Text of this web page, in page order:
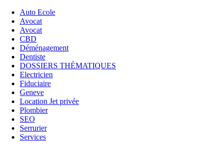
Auto Ecole
Avocat
Avocat
CBD
Déménagement
Dentiste
DOSSIERS THÉMATIQUES
Electricien
Fiduciaire
Geneve
Location Jet privée
Plombier
SEO
Serrurier
Services